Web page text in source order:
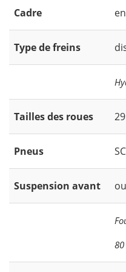
Cadre
Type de freins
Tailles des roues
Pneus
Suspension avant